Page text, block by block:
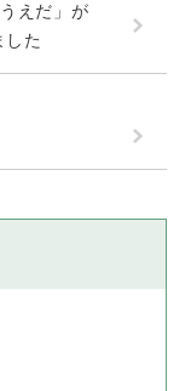
えだ」が
た